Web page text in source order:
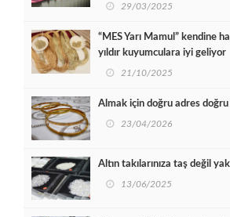
29/03/2025
“MES Yarı Mamul” kendine
yıldır kuyumculara iyi geliyor
21/10/2025
Almak için doğru adres doğru
23/04/2026
Altın takılarınıza taş değil
13/06/2025